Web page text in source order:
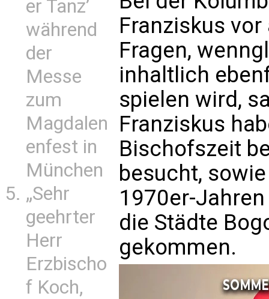
er Tanz’
während
der
Messe
zum
Magdalen
enfest in
München
„Sehr
geehrter
Herr
Erzbischo
f Koch,
Franziskus
Fragen,
inhaltlich
spielen wird,
Franziskus
Bischofszeit
besucht,
1970er-
die Städte
gekommen.